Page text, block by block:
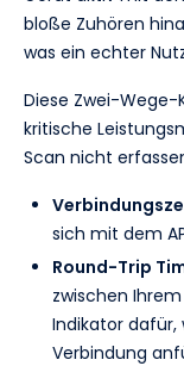
bloße Zuhören
was ein echter
Diese Zwei-
kritische
Scan nicht
sich mit dem
Round-Trip
zwischen
Indikator dafür,
Verbindung